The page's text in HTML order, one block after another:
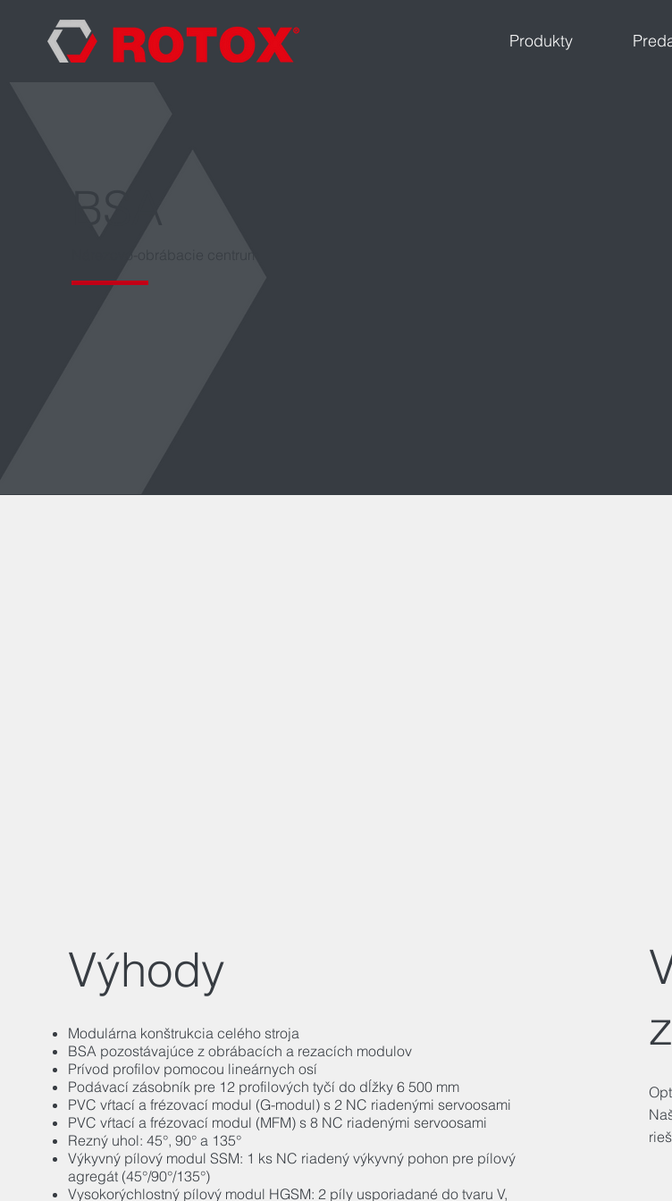
Produkty
BSA
Nárezovo-obrábacie centrum
Výhody
Modulárna konštrukcia celého stroja
BSA pozostávajúce z obrábacích a rezacích modulov
Prívod profilov pomocou lineárnych osí
Podávací zásobník pre 12 profilových tyčí do dĺžky 6 500 mm
PVC vŕtací a frézovací modul (G-modul) s 2 NC riadenými servoosami
PVC vŕtací a frézovací modul (MFM) s 8 NC riadenými servoosami
Rezný uhol: 45°, 90° a 135°
Výkyvný pílový modul SSM: 1 ks NC riadený výkyvný pohon pre pílový
agregát (45°/90°/135°)
Vysokorýchlostný pílový modul HGSM: 2 píly usporiadané do tvaru V,